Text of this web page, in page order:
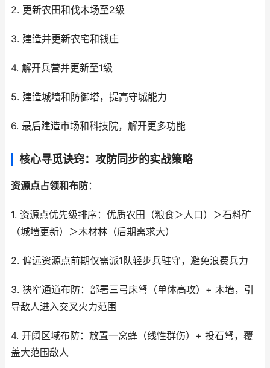
2. 更新农田和伐木场至2级
3. 建造并更新农宅和钱庄
4. 解开兵营并更新至1级
5. 建造城墙和防御塔，提高守城能力
6. 最后建造市场和科技院，解开更多功能
核心寻觅诀窍：攻防同步的实战策略
资源点占领和布防：
1. 资源点优先级排序：优质农田（粮食＞人口）＞石料矿
（城墙更新）＞木材林（后期需求大）
2. 偏远资源点前期仅需派1队轻步兵驻守，避免浪费兵力
3. 狭窄通道布防：部署三弓床弩（单体高攻）+ 木墙，引
导敌人进入交叉火力范围
4. 开阔区域布防：放置一窝蜂（线性群伤）+ 投石弩，覆
盖大范围敌人